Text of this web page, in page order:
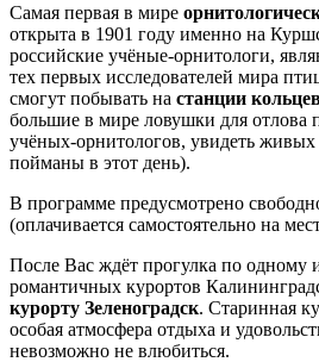
Самая первая в мире
открыта в 1901 году именно на
российские учёные-орнитологи,
тех первых исследователей мира
смогут побывать на станции
большие в мире ловушки для отлова
учёных-орнитологов, увидеть живых
пойманы в этот день).
В программе предусмотрено
(оплачивается самостоятельно на
После Вас ждёт прогулка по одному
романтичных курортов
курорту Зеленоградск. Старинная
особая атмосфера отдыха и
невозможно не влюбиться.